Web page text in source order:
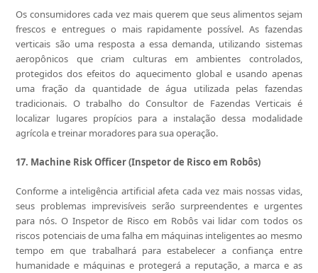
Os consumidores cada vez mais querem que seus alimentos sejam
frescos e entregues o mais rapidamente possível. As fazendas
verticais são uma resposta a essa demanda, utilizando sistemas
aeropônicos que criam culturas em ambientes controlados,
protegidos dos efeitos do aquecimento global e usando apenas
uma fração da quantidade de água utilizada pelas fazendas
tradicionais. O trabalho do Consultor de Fazendas Verticais é
localizar lugares propícios para a instalação dessa modalidade
agrícola e treinar moradores para sua operação.
17. Machine Risk Officer (Inspetor de Risco em Robôs)
Conforme a inteligência artificial afeta cada vez mais nossas vidas,
seus problemas imprevisíveis serão surpreendentes e urgentes
para nós. O Inspetor de Risco em Robôs vai lidar com todos os
riscos potenciais de uma falha em máquinas inteligentes ao mesmo
tempo em que trabalhará para estabelecer a confiança entre
humanidade e máquinas e protegerá a reputação, a marca e as